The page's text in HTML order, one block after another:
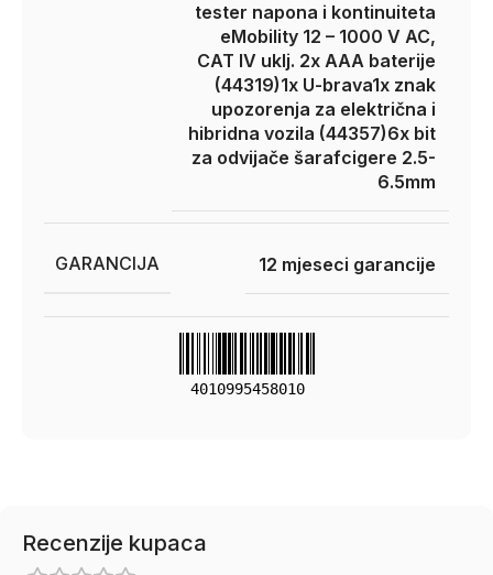
tester napona i kontinuiteta
eMobility 12 – 1000 V AC,
CAT IV uklj. 2x AAA baterije
(44319)1x U-brava1x znak
upozorenja za električna i
hibridna vozila (44357)6x bit
za odvijače šarafcigere 2.5-
6.5mm
GARANCIJA 12 mjeseci garancije
4010995458010
Recenzije kupaca